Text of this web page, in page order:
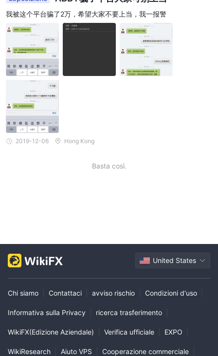
我被这个平台骗了2万，希望大家不要上当，我一报警
2019-12-06 Hong Kong
Basta così.
United States
Chi siamo Contattaci avviso rischio Condizioni d'uso
Informativa sulla Privacy ricerca trasferimento
WikiFX(Edizione Aziendale) Verifica ufficiale EXPO
WikiResearch Aiuto VPS Cooperazione commerciale